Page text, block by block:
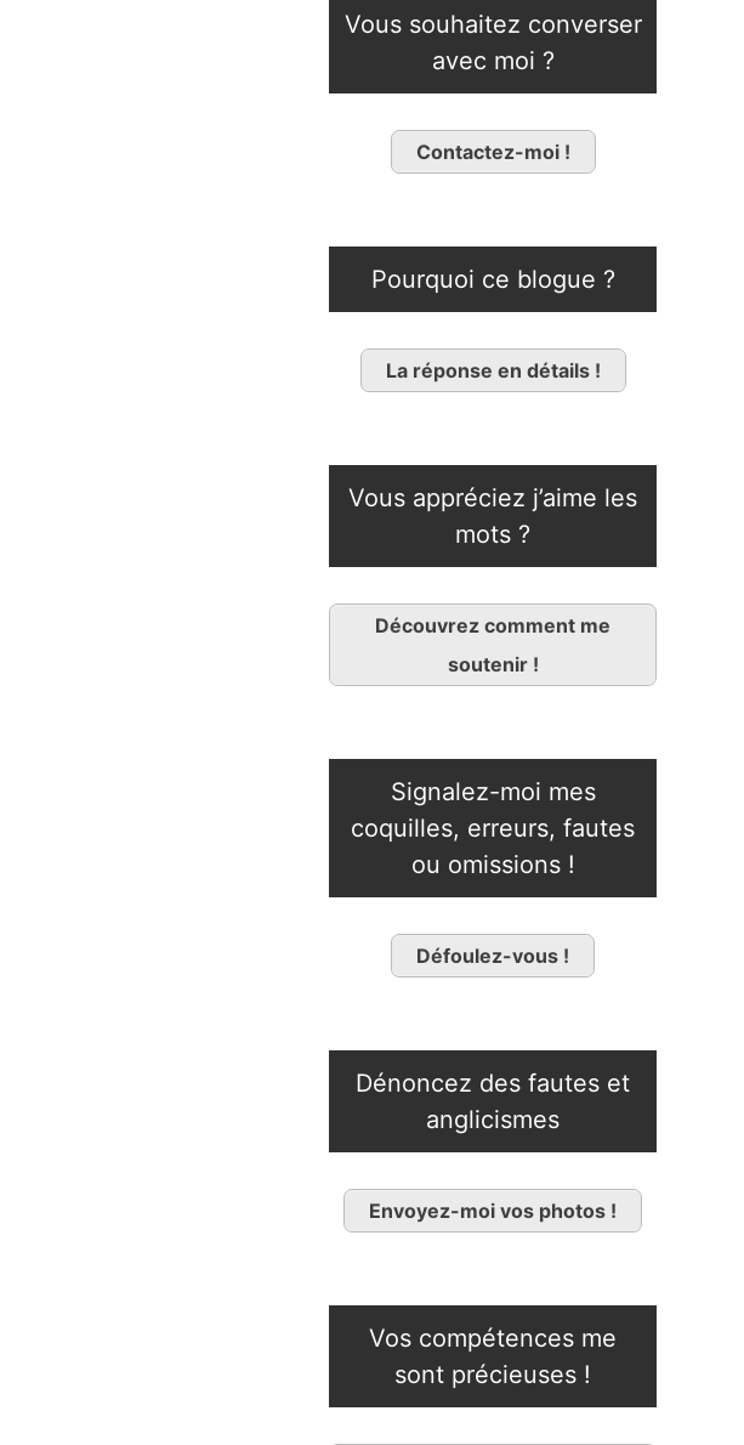
Vous souhaitez converser
avec moi ?
Contactez-moi !
Pourquoi ce blogue ?
La réponse en détails !
Vous appréciez j’aime les
mots ?
Découvrez comment me
soutenir !
Signalez-moi mes
coquilles, erreurs, fautes
ou omissions !
Défoulez-vous !
Dénoncez des fautes et
anglicismes
Envoyez-moi vos photos !
Vos compétences me
sont précieuses !